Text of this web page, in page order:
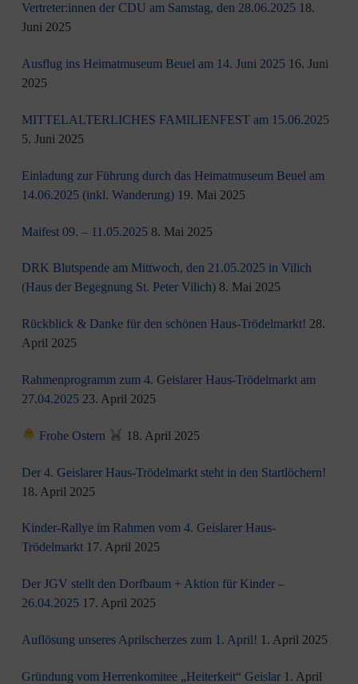
Vertreter:innen der CDU am Samstag, den 28.06.2025 18.
Juni 2025
Ausflug ins Heimatmuseum Beuel am 14. Juni 2025 16. Juni
2025
MITTELALTERLICHES FAMILIENFEST am 15.06.2025
5. Juni 2025
Einladung zur Führung durch das Heimatmuseum Beuel am
14.06.2025 (inkl. Wanderung) 19. Mai 2025
Maifest 09. – 11.05.2025 8. Mai 2025
DRK Blutspende am Mittwoch, den 21.05.2025 in Vilich
(Haus der Begegnung St. Peter Vilich) 8. Mai 2025
Rückblick & Danke für den schönen Haus-Trödelmarkt! 28.
April 2025
Rahmenprogramm zum 4. Geislarer Haus-Trödelmarkt am
27.04.2025 23. April 2025
Frohe Ostern 18. April 2025
Der 4. Geislarer Haus-Trödelmarkt steht in den Startlöchern!
18. April 2025
Kinder-Rallye im Rahmen vom 4. Geislarer Haus-
Trödelmarkt 17. April 2025
Der JGV stellt den Dorfbaum + Aktion für Kinder –
26.04.2025 17. April 2025
Auflösung unseres Aprilscherzes zum 1. April! 1. April 2025
Gründung vom Herrenkomitee „Heiterkeit“ Geislar 1. April